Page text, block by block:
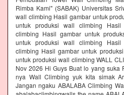
Rimba Kami" (SABAK) Universitas
wall climbing Hasil gambar untuk
untuk produksi wall climbing
climbing Hasil gambar untuk
untuk produksi wall climbing
climbing Hasil gambar untuk
untuk produksi wall climbing WALL
Nov 2026 Hi Guys Buat lo yang suka
nya Wall Climbing yuk kita simak
Jangan ngaku ABALABA Climbing